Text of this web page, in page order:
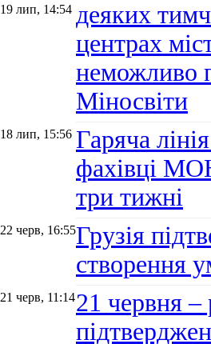
19 лип, 14:54 деяких
центрах
неможливо
Міносвіти
18 лип, 15:56 Гаряча
фахівці
три тижні
22 черв, 16:55Грузія
створення
21 черв, 11:1421 червня –